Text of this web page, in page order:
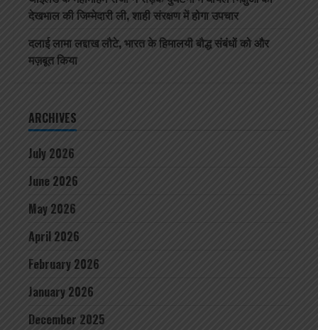
देखभाल की जिम्मेदारी ली, शाही संरक्षण में होगा उपचार
दलाई लामा लद्दाख लौटे, भारत के हिमालयी बौद्ध संबंधों को और
मज़बूत किया
ARCHIVES
July 2026
June 2026
May 2026
April 2026
February 2026
January 2026
December 2025